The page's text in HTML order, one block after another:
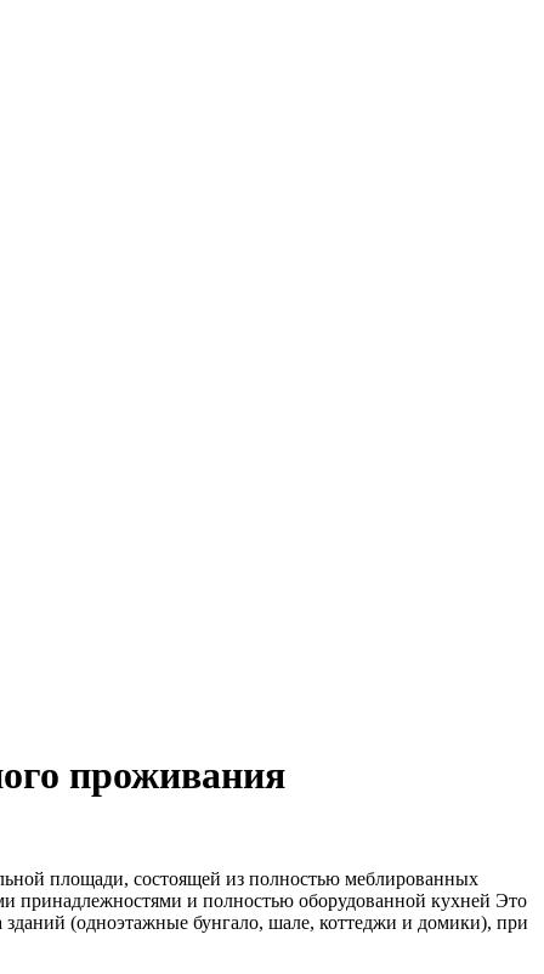
проживания
площади, состоящей из полностью меблированных
принадлежностями и полностью оборудованной кухней Это
(одноэтажные бунгало, шале, коттеджи и домики), при